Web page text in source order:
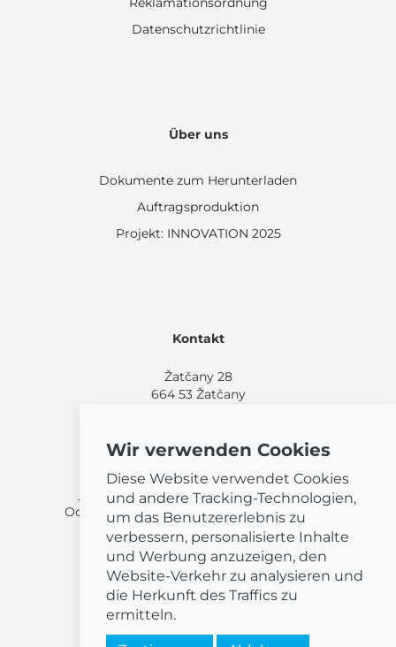
Datenschutzrichtlinie
Über uns
Dokumente zum Herunterladen
Auftragsproduktion
Projekt: INNOVATION 2025
Kontakt
Žatčany 28
664 53 Žatčany
Weitere Einkaufsmöglichkeiten:
Finden Sie einen Händler in Ihrer Nähe.
Oder rufen Sie an unter(+420) 544 224 338
© 2026 BEMETA
Wir verwenden Cookies
Diese Website verwendet Cookies
und andere Tracking-Technologien,
um das Benutzererlebnis zu
verbessern, personalisierte Inhalte
und Werbung anzuzeigen, den
Website-Verkehr zu analysieren und
die Herkunft des Traffics zu
ermitteln.